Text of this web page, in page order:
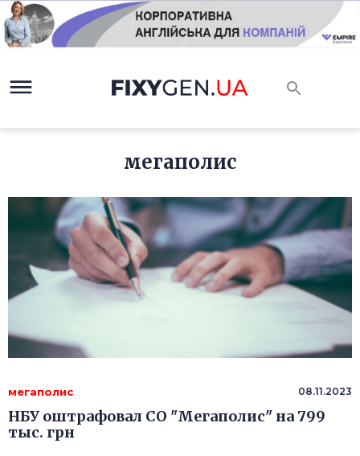
мегаполис
мегаполис 08.11.2023
НБУ оштрафовал СО "Мегаполис" на 799
тыс. грн